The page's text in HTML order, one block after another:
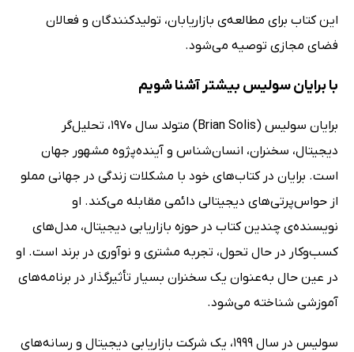
این کتاب برای مطالعه‌ی بازاریابان، تولیدکنندگان و فعالان
فضای مجازی توصیه می‌شود.
با برایان سولیس بیشتر آشنا شویم
برایان سولیس (Brian Solis) متولد سال 1970، تحلیل‌گر
دیجیتال، سخنران، انسان‌شناس و آینده‌پژوه مشهور جهان
است. برایان در کتاب‌های خود با مشکلات زندگی در جهانی مملو
از حواس‌پرتی‌های دیجیتالی دائمی مقابله می‌کند. او
نویسنده‌ی چندین کتاب در حوزه بازاریابی دیجیتال، مدل‌های
کسب‌وکار در حال تحول، تجربه مشتری و نوآوری در برند است. او
در‌‌ عین حال به‌عنوان یک سخنران بسیار تأثیرگذار در برنامه‌های
آموزشی شناخته می‌شود.
سولیس در سال 1999، یک شرکت بازاریابی دیجیتال و رسانه‌های